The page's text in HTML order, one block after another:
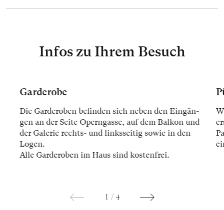
Infos zu Ihrem Besuch
Garderobe
Die Gar­der­oben be­fin­den sich ne­ben den Ein­gän­
gen an der Sei­te Opern­gas­se, auf dem Bal­kon und
der Ga­le­rie rechts- und links­sei­tig so­wie in den
Lo­gen.
Alle Gar­der­oben im Haus sind kos­ten­frei.
1 / 4